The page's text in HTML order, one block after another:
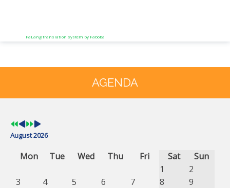
FaLang translation system by Faboba
AGENDA
Previous
Previous
NextNext
August 2026
Mon Tue Wed Thu Fri Sat
Sun
1
2
3
4 5 6 7 8
9